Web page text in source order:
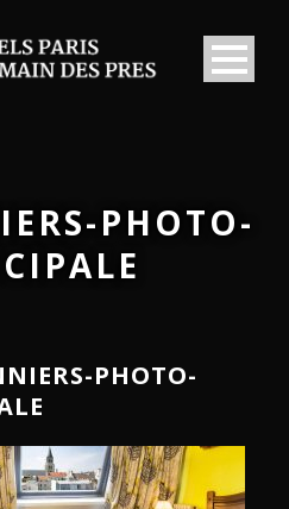
PHOTO-
PHOTO-